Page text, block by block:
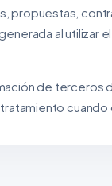
propuestas,
al utilizar
de terceros
cuando